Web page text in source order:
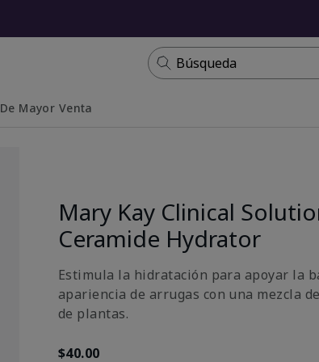
Búsqueda
De Mayor Venta
Mary Kay Clinical
Ceramide Hydrator
Estimula la hidratación para apoyar la
apariencia de arrugas con una mezcla
de plantas.
$40.00